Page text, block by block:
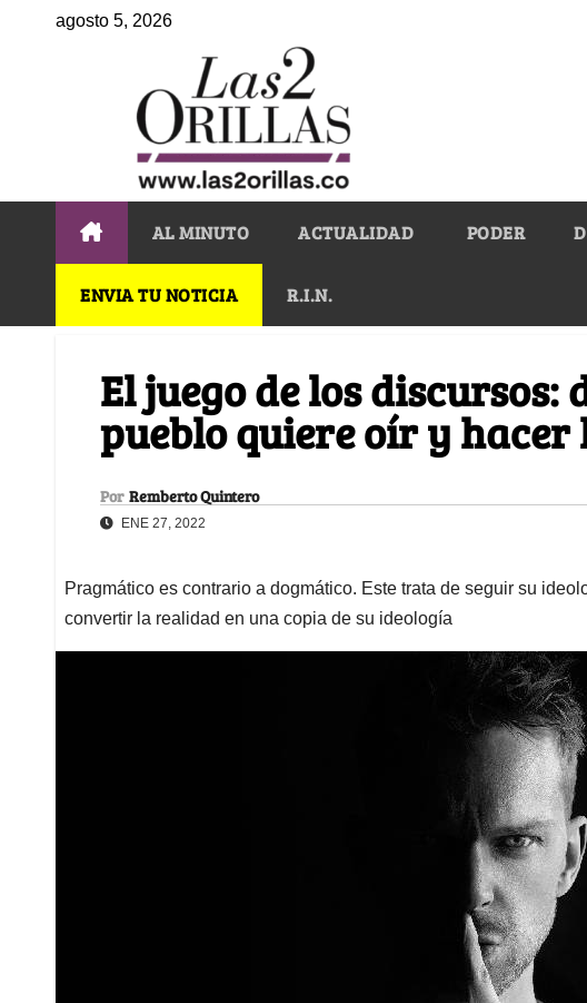
agosto 5, 2026
AL MINUTO ACTUALIDAD PODER
ENVIA TU NOTICIA R.I.N.
El juego de los discursos:
pueblo quiere oír y
Por Remberto Quintero
ENE 27, 2022
Pragmático es contrario a dogmático. Este trata de seguir su
convertir la realidad en una copia de su ideología